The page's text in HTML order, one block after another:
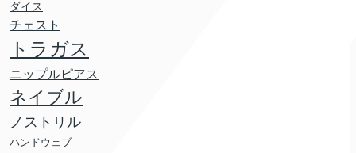
ダイス
チェスト
トラガス
ニップルピアス
ネイブル
ノストリル
ハンドウェブ